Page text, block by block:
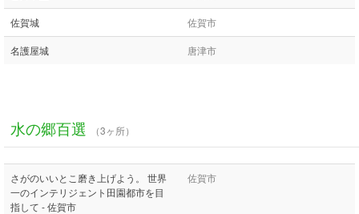
佐賀城 佐賀市
名護屋城 唐津市
水の郷百選 （3ヶ所）
さがのいいとこ磨き上げよう。 世界
一のインテリジェント田園都市を目
指して - 佐賀市
佐賀市